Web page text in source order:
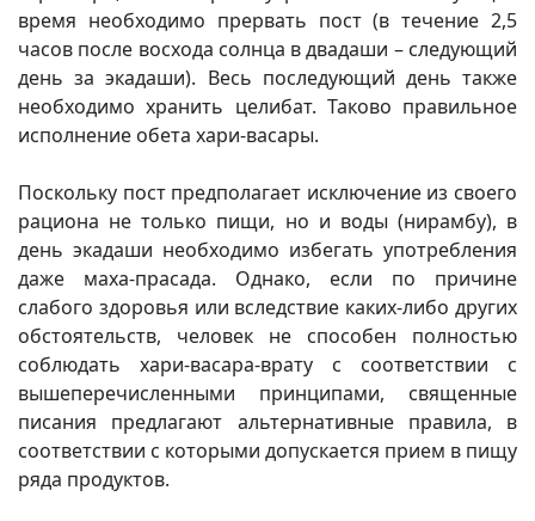
время необходимо прервать пост (в течение 2,5
часов после восхода солнца в двадаши – следующий
день за экадаши). Весь последующий день также
необходимо хранить целибат. Таково правильное
исполнение обета хари-васары.
Поскольку пост предполагает исключение из своего
рациона не только пищи, но и воды (нирамбу), в
день экадаши необходимо избегать употребления
даже маха-прасада. Однако, если по причине
слабого здоровья или вследствие каких-либо других
обстоятельств, человек не способен полностью
соблюдать хари-васара-врату с соответствии с
вышеперечисленными принципами, священные
писания предлагают альтернативные правила, в
соответствии с которыми допускается прием в пищу
ряда продуктов.